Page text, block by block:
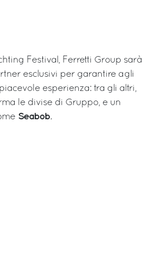
Festival, Ferretti Group sarà
esclusivi per garantire agli
esperienza: tra gli altri,
le divise di Gruppo, e un
Seabob.